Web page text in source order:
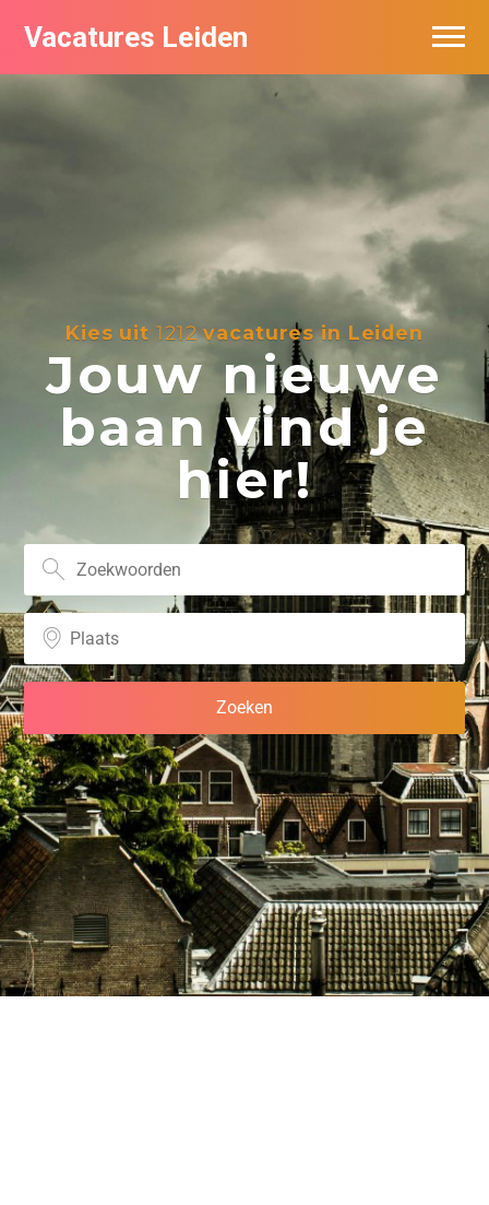
Vacatures Leiden
Kies uit 1212vacatures in Leiden
Jouw nieuwe
baan vind je
hier!
Vacatures per bedrijf